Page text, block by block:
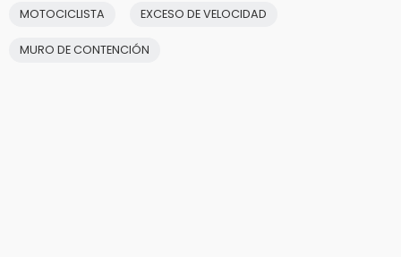
MOTOCICLISTA EXCESO DE VELOCIDAD
MURO DE CONTENCIÓN